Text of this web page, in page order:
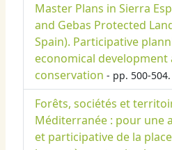
Master Plans in Sierra
and Gebas Protected
Spain). Participative
economical development
conservation - pp. 500-504.
Forêts, sociétés et
Méditerranée : pour une
et participative de la